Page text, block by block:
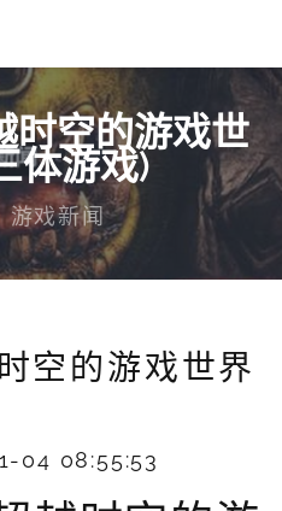
时空的游戏世
游戏)
游戏新闻
空的游戏世界
04 08:55:53